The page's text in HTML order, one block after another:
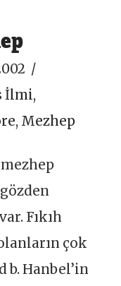
İlmi,
, Mezhep
Fıkıh
çok
Hanbel’in